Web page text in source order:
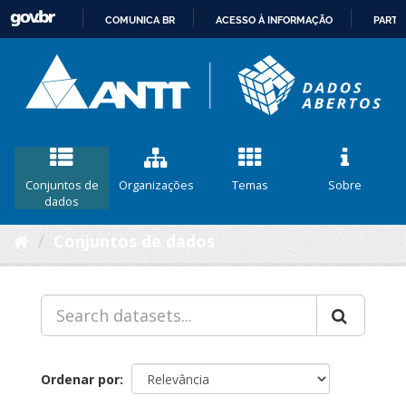
CONTEÚDO
COMUNICA BR ACESSO À INFORMAÇÃO
Conjuntos de
dados
Organizações Temas Sobre
Ordenar por